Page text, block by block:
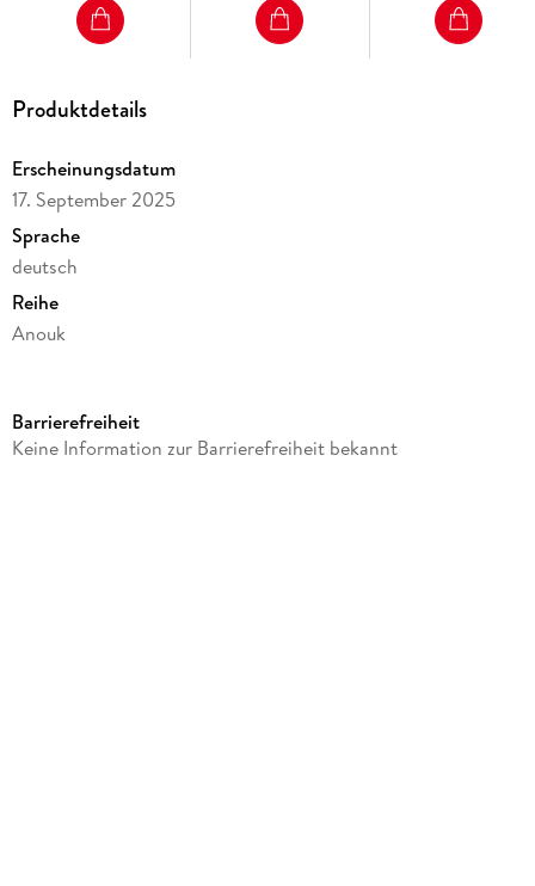
Produktdetails
Erscheinungsdatum
17. September 2025
Sprache
deutsch
Reihe
Anouk
Produktart
Barrierefreiheit
Keine Information zur Barrierefreiheit bekannt